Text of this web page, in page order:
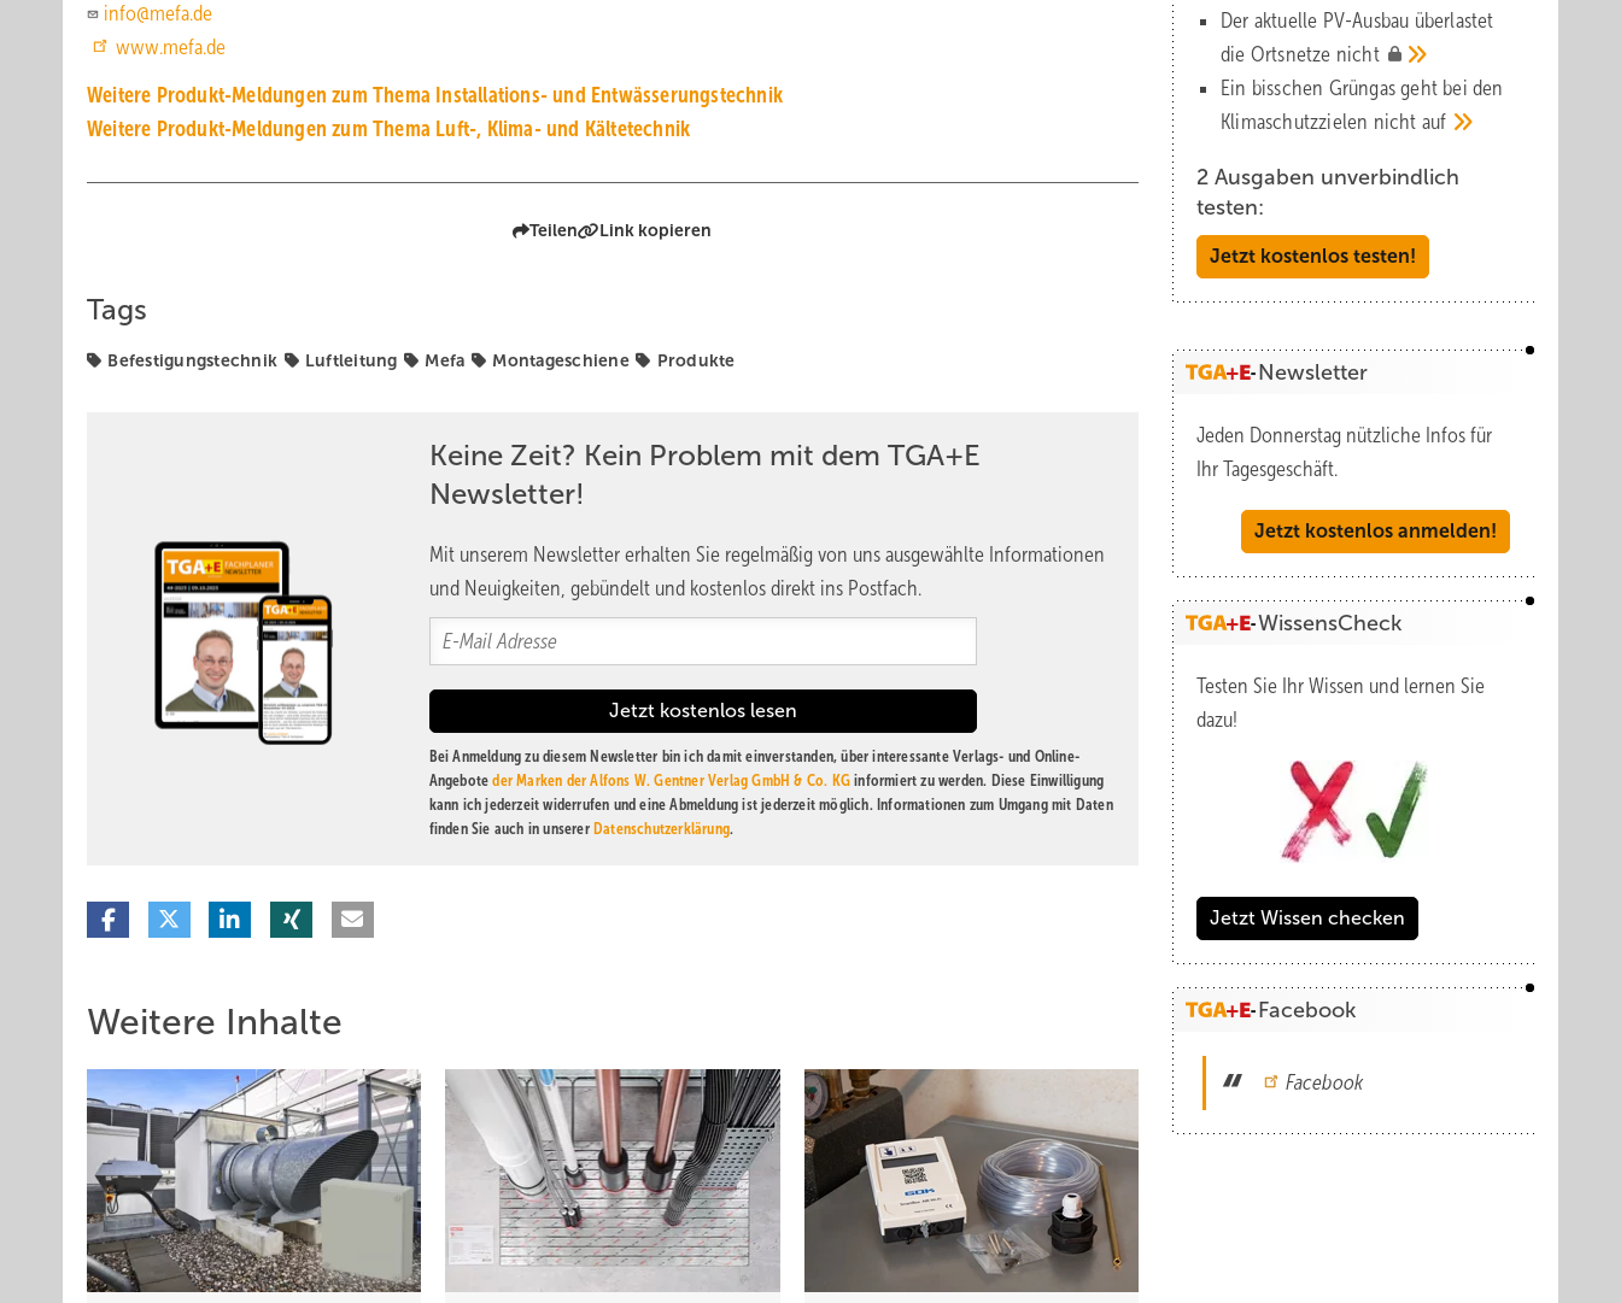
info@mefa.de
www.mefa.de
Weitere Produkt-Meldungen zum Thema Installations- und Entwässerungstechnik
Weitere Produkt-Meldungen zum Thema Luft-, Klima- und Kältetechnik
Teilen Link kopieren
Tags
Befestigungstechnik Luftleitung Mefa Montageschiene Produkte
Keine Zeit? Kein Problem mit dem TGA+E
Newsletter!
Mit unserem Newsletter erhalten Sie regelmäßig von uns ausgewählte Informationen
und Neuigkeiten, gebündelt und kostenlos direkt ins Postfach.
Bei Anmeldung zu diesem Newsletter bin ich damit einverstanden, über interessante Verlags- und Online-
Angeboteder Marken der Alfons W. Gentner Verlag GmbH & Co. KG informiert zu werden. Diese Einwilligung
kann ich jederzeit widerrufen und eine Abmeldung ist jederzeit möglich. Informationen zum Umgang mit Daten
finden Sie auch in unserer Datenschutzerklärung.
Weitere Inhalte
Der aktuelle PV-Ausbau über­lastet
die Orts­netze nicht
Ein bisschen Grüngas geht bei den
Klima­schutz­zielen nicht auf
2 Ausgaben unverbindlich
testen:
Jetzt kostenlos testen!
Newsletter
Jeden Donnerstag nützliche Infos für
Ihr Tagesgeschäft.
Jetzt kostenlos anmelden!
WissensCheck
Testen Sie Ihr Wissen und lernen Sie
dazu!
Jetzt Wissen checken
Facebook
Facebook